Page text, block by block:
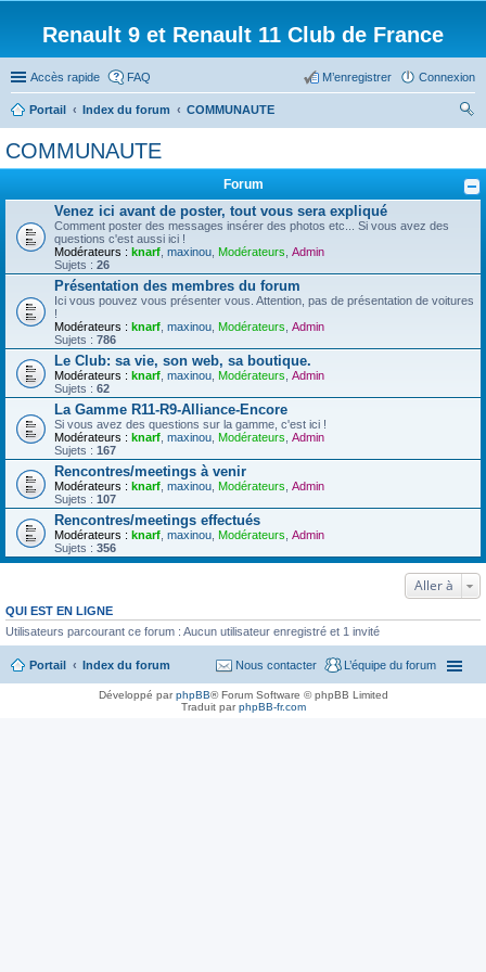
Renault 9 et Renault 11 Club de France
Accès rapide FAQ Connexion
M’enregistrer
Portail Index du forum
COMMUNAUTE
ch
COMMUNAUTE
Forum
Venez ici avant de poster, tout vous sera expliqué
Comment poster des messages insérer des photos etc... Si vous avez des
questions c'est aussi ici !
Modérateurs : knarf maxinou Modérateurs Admin
Sujets : 26
Présentation des membres du forum
Ici vous pouvez vous présenter vous. Attention, pas de présentation de voitures
!
Modérateurs : knarf maxinou Modérateurs Admin
Sujets : 786
Le Club: sa vie, son web, sa boutique.
Modérateurs : knarf maxinou Modérateurs Admin
Sujets : 62
La Gamme R11-R9-Alliance-Encore
Si vous avez des questions sur la gamme, c'est ici !
Modérateurs : knarf maxinou Modérateurs Admin
Sujets : 167
Rencontres/meetings à venir
Modérateurs : knarf maxinou Modérateurs Admin
Sujets : 107
Rencontres/meetings effectués
Modérateurs : knarf maxinou Modérateurs Admin
Sujets : 356
Aller à
QUI EST EN LIGNE
Utilisateurs parcourant ce forum : Aucun utilisateur enregistré et 1 invité
Portail Index du forum L’équipe du forum
Nous contacter
Développé parphpBB® Forum Software © phpBB Limited
Traduit parphpBB-fr.com